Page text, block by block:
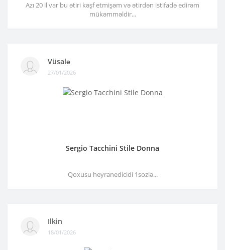
Azı 20 il var bu ətiri kəşf etmişəm və ətirdən istifadə edirəm
mükəmməldir...
Vüsalə
27/01/2026
Sergio Tacchini Stile Donna
Qoxusu heyranedicidi 1sozlə...
Ilkin
18/01/2026